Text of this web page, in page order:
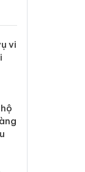
vi